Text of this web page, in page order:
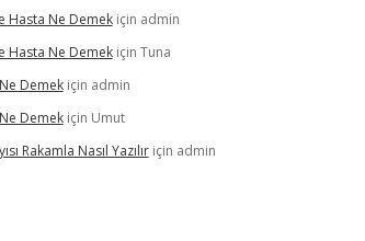
Hasta Ne Demekiçin admin
Hasta Ne Demekiçin Tuna
Demekiçin admin
Demekiçin Umut
Rakamla Nasıl Yazılıriçin admin